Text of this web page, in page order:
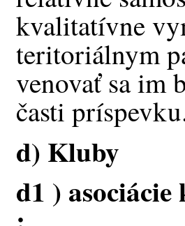
kvalitatívne
teritoriálnym
venovať sa im
časti
d) Kluby
d1 )